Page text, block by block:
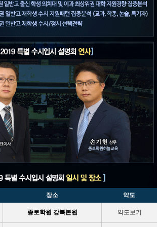
장소 약도
종로학원 강북본원 약도보기